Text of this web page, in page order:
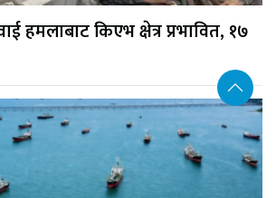
हमलाबाट किएभ क्षेत्र प्रभावित, १७